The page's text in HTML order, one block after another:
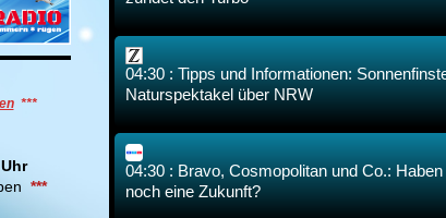
04:30 : Tipps und Informationen:
Naturspektakel über NRW
04:30 : Bravo, Cosmopolitan und Co.:
noch eine Zukunft?
***
***